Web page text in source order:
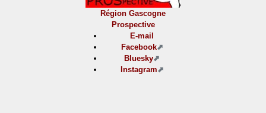
Région Gascogne
Prospective
E-mail
Facebook
Bluesky
Instagram